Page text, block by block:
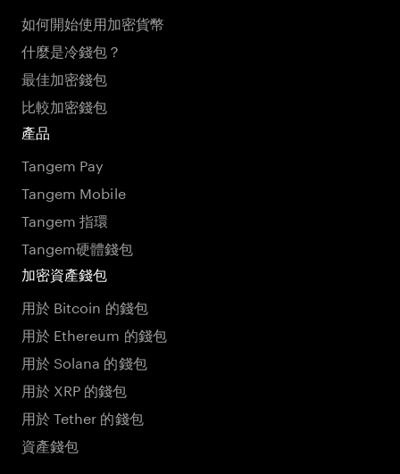
如何開始使用加密貨幣
什麼是冷錢包？
最佳加密錢包
比較加密錢包
產品
Tangem Pay
Tangem Mobile
Tangem 指環
Tangem硬體錢包
加密資產錢包
用於 Bitcoin 的錢包
用於 Ethereum 的錢包
用於 Solana 的錢包
用於 XRP 的錢包
用於 Tether 的錢包
資產錢包